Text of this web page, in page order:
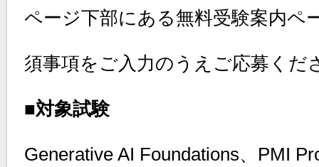
ページ下部にある無料受験案内ペ
須事項をご入力のうえご応募くだ
■対象試験
Generative AI Foundations、PMI